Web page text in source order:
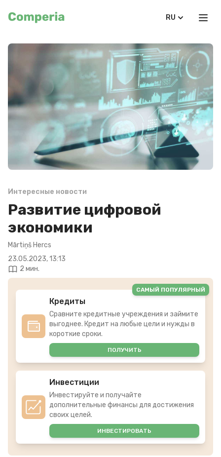
RU
Интересные новости
Развитие цифровой
экономики
Mārtiņš Hercs
23.05.2023, 13:13
2 мин.
Кредиты
Сравните кредитные учреждения и займите
выгоднее. Кредит на любые цели и нужды в
короткие сроки.
ПОЛУЧИТЬ
САМЫЙ ПОПУЛЯРНЫЙ
Инвестиции
Инвестируйте и получайте
дополнительные финансы для достижения
своих целей.
ИНВЕСТИРОВАТЬ